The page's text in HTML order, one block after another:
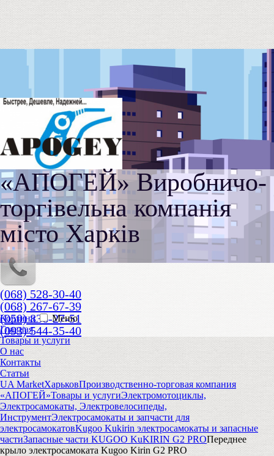
«АПОГЕЙ» Виробничо-
торгівельна компанія
місто Харків
(068) 528-30-40
(068) 267-67-39
(050) 836-27-51
(093) 544-35-40
Корзина
Меню
Главная
Товары и услуги
О нас
Контакты
Статьи
UA MarketХарьковПроизводственно-торговая компания
«АПОГЕЙ»Товары и услугиЭлектромотоциклы,
Электросамокаты, Электровелосипеды,
ИнструментЭлектросамокаты и запчасти для
электросамокатовKugoo Kukirin электросамокаты и запасные
частиЗапасные части KUGOO KuKIRIN G2 PROПереднее
крыло электросамоката Kugoo Kirin G2 PRO